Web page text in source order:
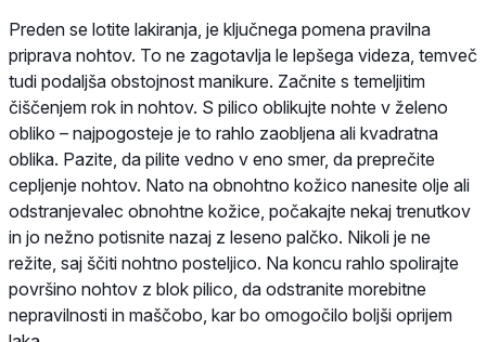
Preden se lotite lakiranja, je ključnega pomena pravilna
priprava nohtov. To ne zagotavlja le lepšega videza, temveč
tudi podaljša obstojnost manikure. Začnite s temeljitim
čiščenjem rok in nohtov. S pilico oblikujte nohte v želeno
obliko – najpogosteje je to rahlo zaobljena ali kvadratna
oblika. Pazite, da pilite vedno v eno smer, da preprečite
cepljenje nohtov. Nato na obnohtno kožico nanesite olje ali
odstranjevalec obnohtne kožice, počakajte nekaj trenutkov
in jo nežno potisnite nazaj z leseno palčko. Nikoli je ne
režite, saj ščiti nohtno posteljico. Na koncu rahlo spolirajte
površino nohtov z blok pilico, da odstranite morebitne
nepravilnosti in maščobo, kar bo omogočilo boljši oprijem